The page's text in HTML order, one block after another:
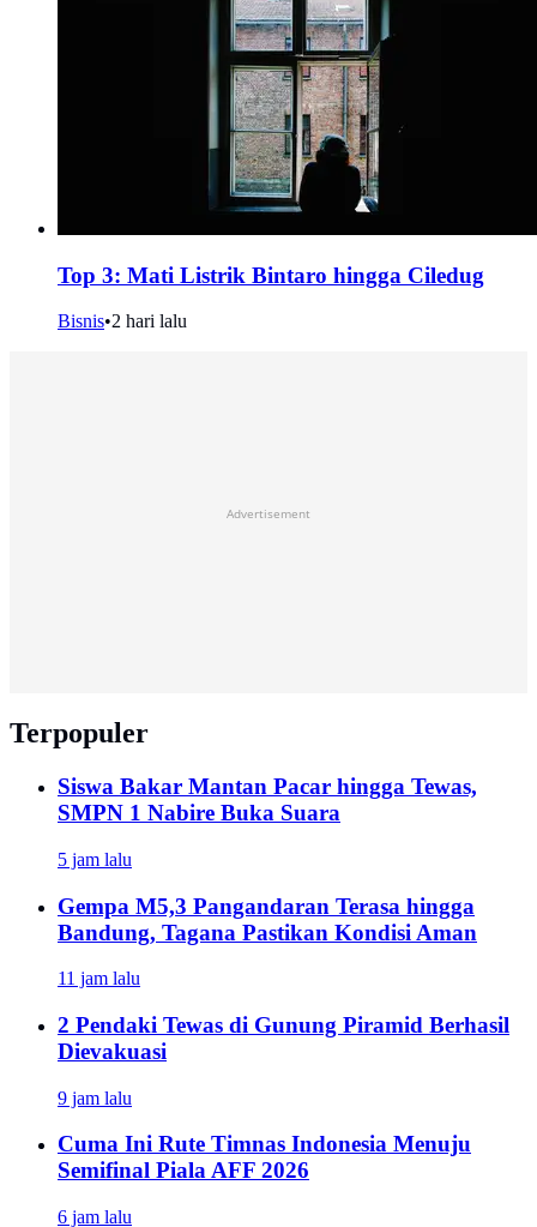
Top 3: Mati Listrik Bintaro hingga Ciledug
Bisnis•2 hari lalu
Advertisement
Terpopuler
Siswa Bakar Mantan Pacar hingga Tewas,
SMPN 1 Nabire Buka Suara
5 jam lalu
Gempa M5,3 Pangandaran Terasa hingga
Bandung, Tagana Pastikan Kondisi Aman
11 jam lalu
2 Pendaki Tewas di Gunung Piramid Berhasil
Dievakuasi
9 jam lalu
Cuma Ini Rute Timnas Indonesia Menuju
Semifinal Piala AFF 2026
6 jam lalu